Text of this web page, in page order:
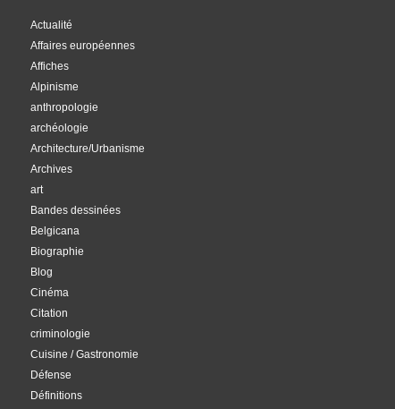
Actualité
Affaires européennes
Affiches
Alpinisme
anthropologie
archéologie
Architecture/Urbanisme
Archives
art
Bandes dessinées
Belgicana
Biographie
Blog
Cinéma
Citation
criminologie
Cuisine / Gastronomie
Défense
Définitions